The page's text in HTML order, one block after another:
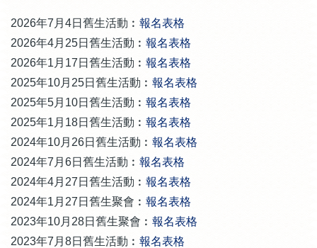
2026年7月4日舊生活動 ︰ 報名表格
2026年4月25日舊生活動 ︰ 報名表格
2026年1月17日舊生活動 ︰ 報名表格
2025年10月25日舊生活動 ︰ 報名表格
2025年5月10日舊生活動︰ 報名表格
2025年1月18日舊生活動︰ 報名表格
2024年10月26日舊生活動︰ 報名表格
2024年7月6日舊生活動︰ 報名表格
2024年4月27日舊生活動︰ 報名表格
2024年1月27日舊生聚會︰ 報名表格
2023年10月28日舊生聚會︰ 報名表格
2023年7月8日舊生活動︰ 報名表格